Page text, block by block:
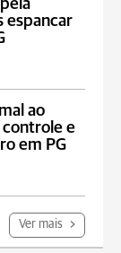
espancar
ao
e
em PG
Ver mais